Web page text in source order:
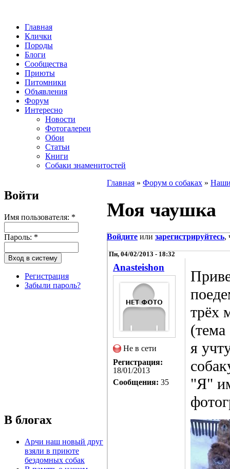
Главная
Клички
Породы
Блоги
Сообщества
Приюты
Питомники
Объявления
Форум
Интересно
Новости
Фотогалереи
Обои
Статьи
Книги
Собаки знаменитостей
Войти
Имя пользователя: *
Пароль: *
Регистрация
Забыли пароль?
В блогах
Арчи наш новый друг
взяли в приюте
бездомных собак
Главная » Форум о собаках » Наши
Моя чаушка
Войдите или зарегистрируйтесь,
Пн, 04/02/2013 - 18:32
Anasteishon
Не в сети
Регистрация:
18/01/2013
Сообщения: 35
трёх
(тема
я
"Я"